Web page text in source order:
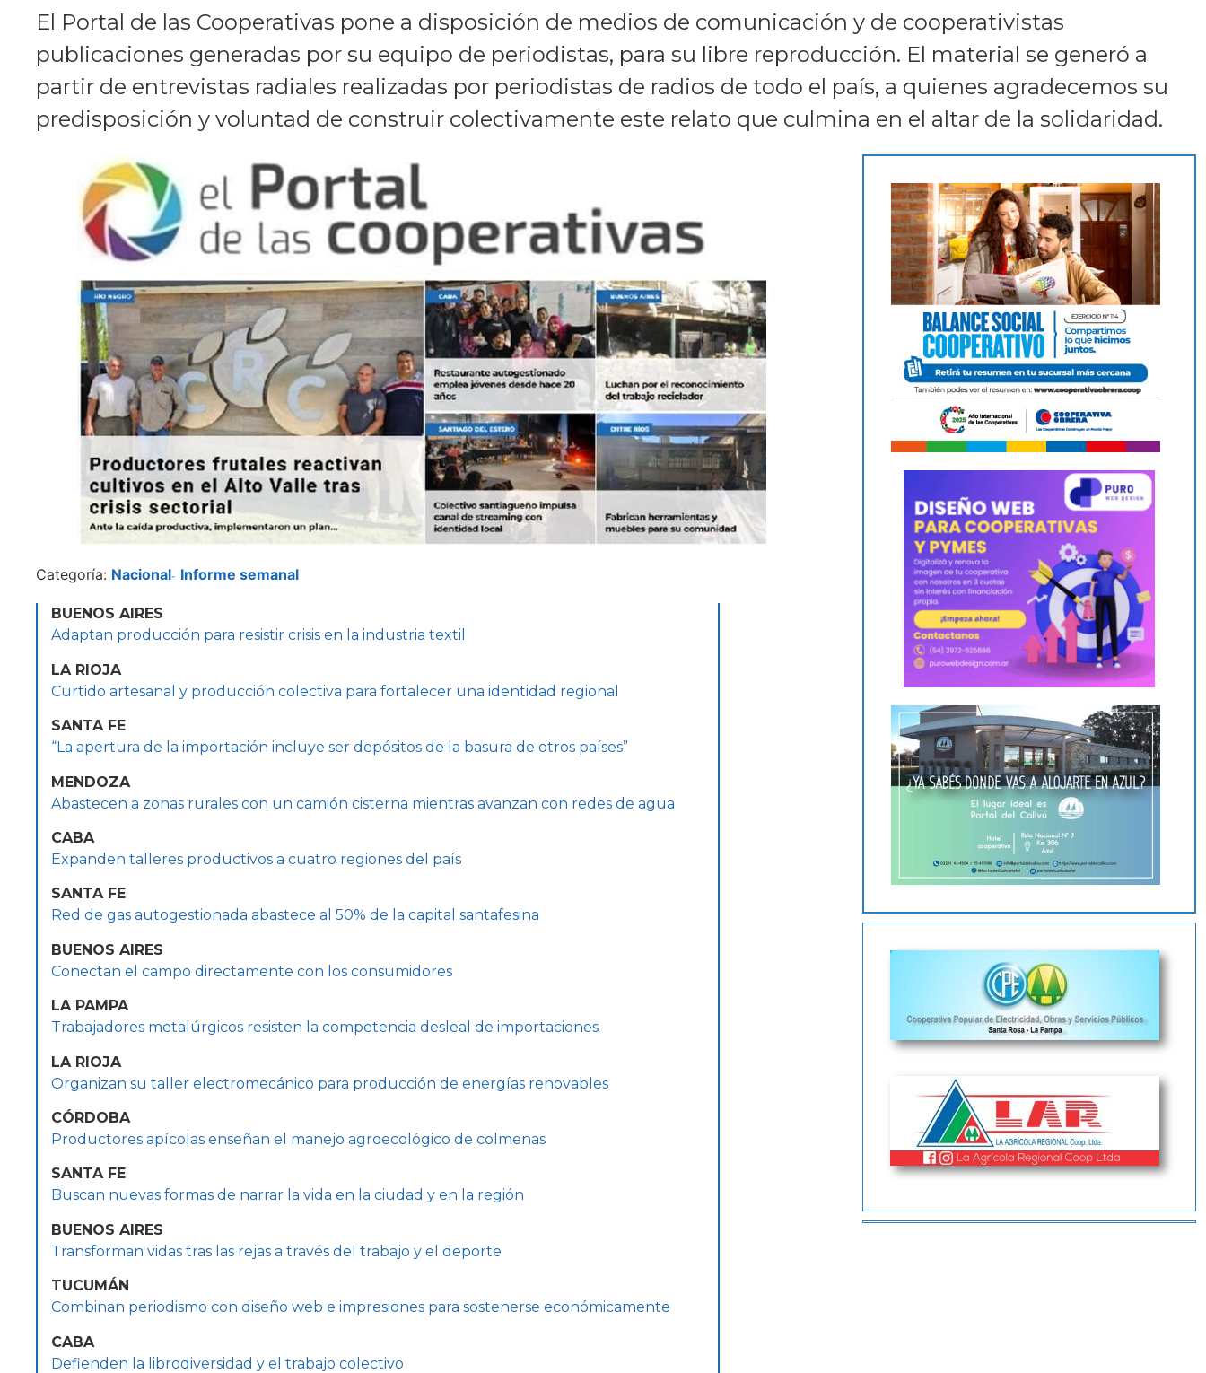
El Portal de las Cooperativas pone a disposición de medios de comunicación y de cooperativistas
publicaciones generadas por su equipo de periodistas, para su libre reproducción. El material se generó a
partir de entrevistas radiales realizadas por periodistas de radios de todo el país, a quienes agradecemos su
predisposición y voluntad de construir colectivamente este relato que culmina en el altar de la solidaridad.
Categoría: Nacional- Informe semanal
BUENOS AIRES
Adaptan producción para resistir crisis en la industria textil
LA RIOJA
Curtido artesanal y producción colectiva para fortalecer una identidad regional
SANTA FE
“La apertura de la importación incluye ser depósitos de la basura de otros países”
MENDOZA
Abastecen a zonas rurales con un camión cisterna mientras avanzan con redes de agua
CABA
Expanden talleres productivos a cuatro regiones del país
SANTA FE
Red de gas autogestionada abastece al 50% de la capital santafesina
BUENOS AIRES
Conectan el campo directamente con los consumidores
LA PAMPA
Trabajadores metalúrgicos resisten la competencia desleal de importaciones
LA RIOJA
Organizan su taller electromecánico para producción de energías renovables
CÓRDOBA
Productores apícolas enseñan el manejo agroecológico de colmenas
SANTA FE
Buscan nuevas formas de narrar la vida en la ciudad y en la región
BUENOS AIRES
Transforman vidas tras las rejas a través del trabajo y el deporte
TUCUMÁN
Combinan periodismo con diseño web e impresiones para sostenerse económicamente
CABA
Defienden la librodiversidad y el trabajo colectivo